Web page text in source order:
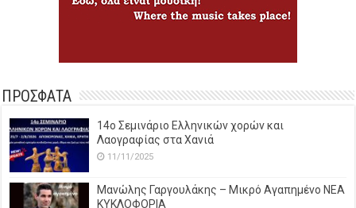
ΠΡΟΣΦΑΤΑ
14o Σεμινάριο Ελληνικών χορών και
Λαογραφίας στα Χανιά
11/11/2025
Μανώλης Γαργουλάκης – Μικρό Αγαπημένο NEΑ
ΚΥΚΛΟΦΟΡΙΑ